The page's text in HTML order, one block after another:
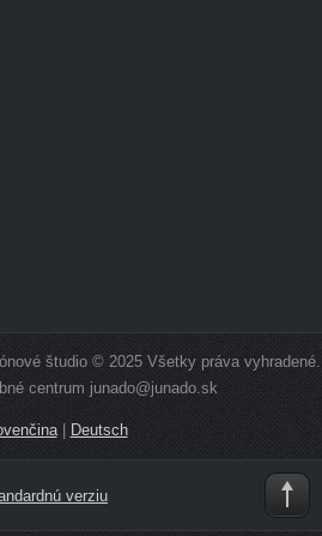
študio © 2025 Všetky práva vyhradené.
centrum junado@junado.sk
| Deutsch
verziu